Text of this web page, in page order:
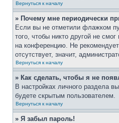
Вернуться к началу
» Почему мне периодически
Если вы не отметили флажком
того, чтобы никто другой не
на конференцию. Не
отсутствует, значит,
Вернуться к началу
» Как сделать, чтобы я не
В настройках личного раздела
будете скрытым пользователем.
Вернуться к началу
» Я забыл пароль!